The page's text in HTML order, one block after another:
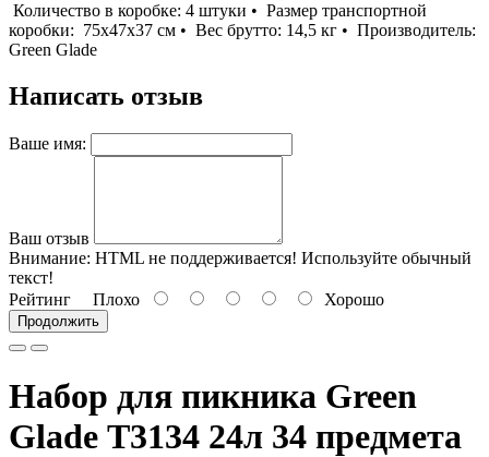
Количество в коробке: 4 штуки • Размер транспортной
коробки: 75х47х37 см • Вес брутто: 14,5 кг • Производитель:
Green Glade
Написать отзыв
Ваше имя:
Ваш отзыв
Внимание: HTML не поддерживается! Используйте обычный
текст!
Рейтинг Плохо Хорошо
Продолжить
Набор для пикника Green
Glade Т3134 24л 34 предмета